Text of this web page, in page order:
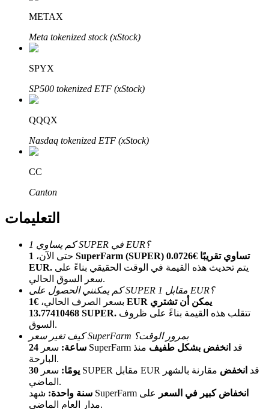
الإحالة
قم بدعوة صديق لتحصل على مكافآت نقدية
BTC Welcome Rewards
METAX
Meta tokenized stock (xStock)
SPYX
SP500 tokenized ETF (xStock)
QQQX
Nasdaq tokenized ETF (xStock)
CC
Canton
التعليمات
كم يساوي 1 SUPER في EUR؟
حتى الآن، 1 SuperFarm (SUPER) تساوي تقريبًا €0.0726
EUR.
سعر السوق الحالي.
كم يمكنني الحصول على SUPER مقابل 1 EUR؟
بسعر الصرف الحالي،
€1 EUR يمكن أن تشتري
13.77410468 SUPER.
السوق.
كيف تغير سعر SuperFarm بمرور الوقت؟
24 ساعة:
سعر SuperFarm قد انخفض بشكل طفيف منذ
البارحة.
30 يومًا:
سعر SUPER مقابل EUR قد انخفض مقارنة بالشهر
الماضي.
سنة واحدة: شهد SuperFarm انخفاض كبير في السعر
على
مدار العام الماضي.